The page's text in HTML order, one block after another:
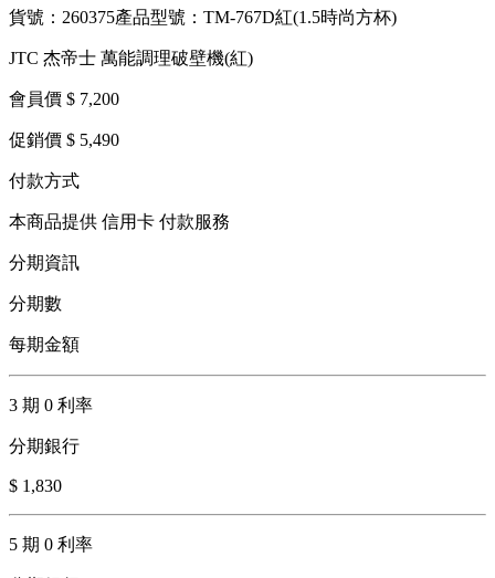
貨號：260375產品型號：TM-767D紅(1.5時尚方杯)
JTC 杰帝士 萬能調理破壁機(紅)
會員價 $ 7,200
促銷價 $ 5,490
付款方式
本商品提供 信用卡 付款服務
分期資訊
分期數
每期金額
3 期 0 利率
分期銀行
$ 1,830
5 期 0 利率